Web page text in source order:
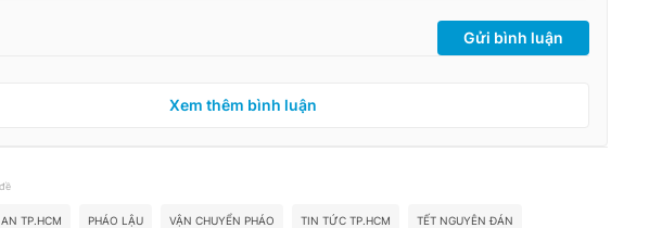
Gửi bình luận
Xem thêm bình luận
TP.HCM PHÁO LẬU VẬN CHUYỂN PHÁO TIN TỨC TP.HCM TẾT NGUYÊN ĐÁN